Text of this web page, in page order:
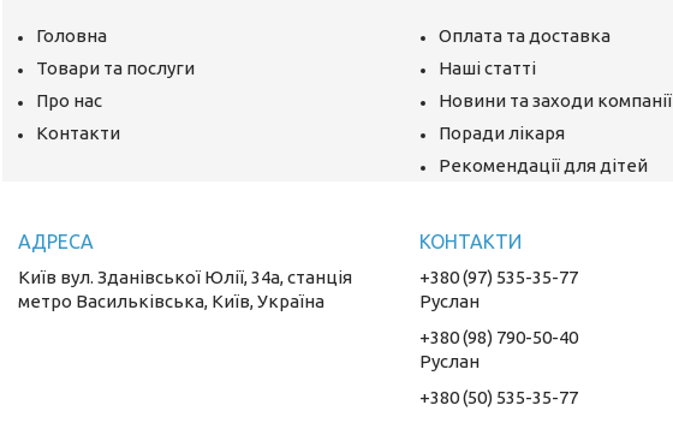
Головна
Товари та послуги
Про нас
Контакти
Оплата та доставка
Наші статті
Новини та заходи компанії
Поради лікаря
Рекомендації для дітей
Київ вул. Зданівської Юлії, 34а, станція
метро Васильківська, Київ, Україна
+380 (97) 535-35-77
Руслан
+380 (98) 790-50-40
Руслан
+380 (50) 535-35-77